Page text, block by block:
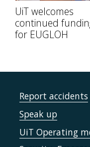
UiT welcomes
continued
for EUGLOH
Report accidents
Speak up
UiT Operating